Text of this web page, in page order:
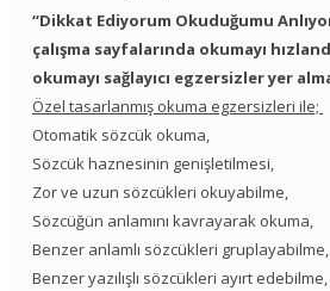
“Dikkat Ediyorum Okuduğumu
çalışma sayfalarında okumayı
okumayı sağlayıcı egzersizler yer
Özel tasarlanmış okuma egzersizleri ile;
Otomatik sözcük okuma,
Sözcük haznesinin genişletilmesi,
Zor ve uzun sözcükleri okuyabilme,
Sözcüğün anlamını kavrayarak okuma,
Benzer anlamlı sözcükleri gruplayabilme,
Benzer yazılışlı sözcükleri ayırt edebilme,